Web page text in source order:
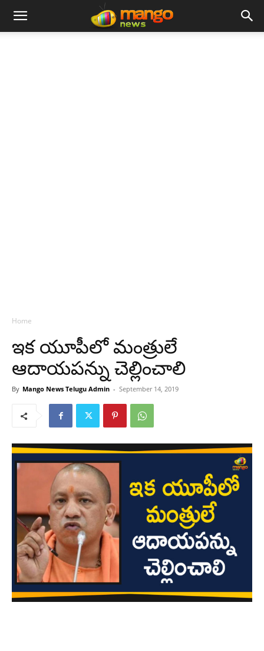
Home
ఇక యూపీలో మంత్రులే
ఆదాయపన్ను చెల్లించాలి
By Mango News Telugu Admin - September 14, 2019